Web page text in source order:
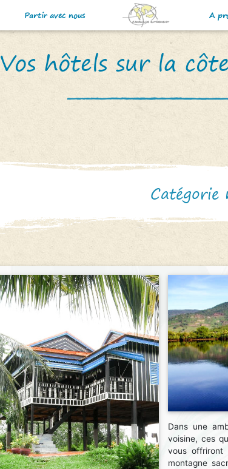
Partir avec nous A
Vos hôtels sur la
Catégorie
Dans une
voisine, ces
vous offriront
montagne